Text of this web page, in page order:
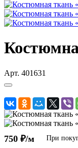
Арт. 401631
750 ₽/м При